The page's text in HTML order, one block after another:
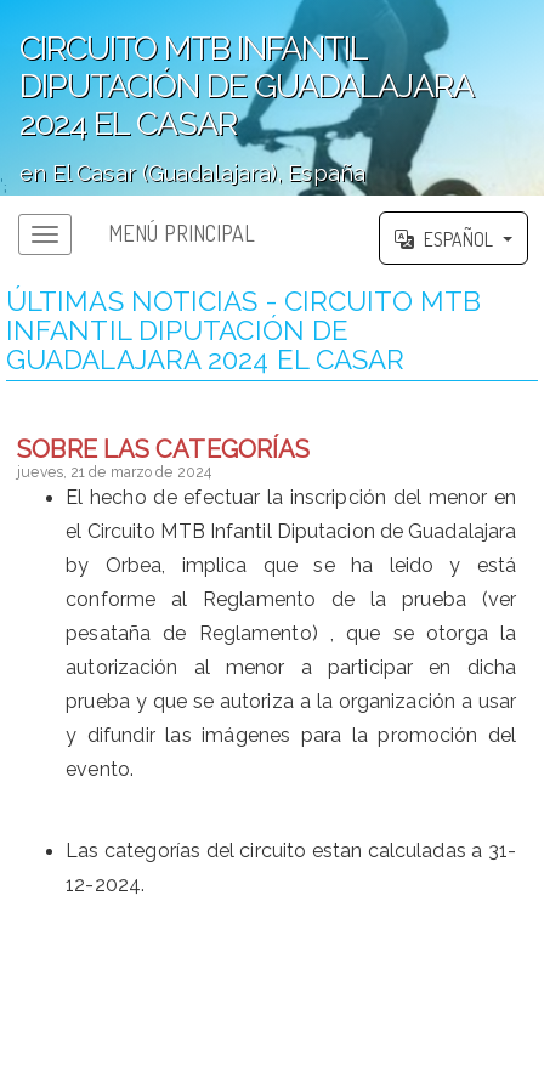
CIRCUITO MTB INFANTIL
DIPUTACIÓN DE GUADALAJARA
2024 EL CASAR
en El Casar (Guadalajara), España
';
MENÚ PRINCIPAL ESPAÑOL
ÚLTIMAS NOTICIAS - CIRCUITO MTB
INFANTIL DIPUTACIÓN DE
GUADALAJARA 2024 EL CASAR
SOBRE LAS CATEGORÍAS
jueves, 21 de marzo de 2024
El hecho de efectuar la inscripción del menor en
el Circuito MTB Infantil Diputacion de Guadalajara
by Orbea, implica que se ha leido y está
conforme al Reglamento de la prueba (ver
pesataña de Reglamento) , que se otorga la
autorización al menor a participar en dicha
prueba y que se autoriza a la organización a usar
y difundir las imágenes para la promoción del
evento.
Las categorías del circuito estan calculadas a 31-
12-2024.